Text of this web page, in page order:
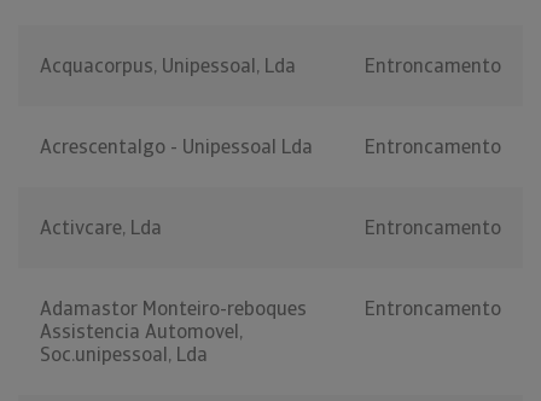
Acquacorpus, Unipessoal, Lda Entroncamento
Acrescentalgo - Unipessoal Lda Entroncamento
Activcare, Lda Entroncamento
Adamastor Monteiro-reboques
Assistencia Automovel,
Soc.unipessoal, Lda
Entroncamento